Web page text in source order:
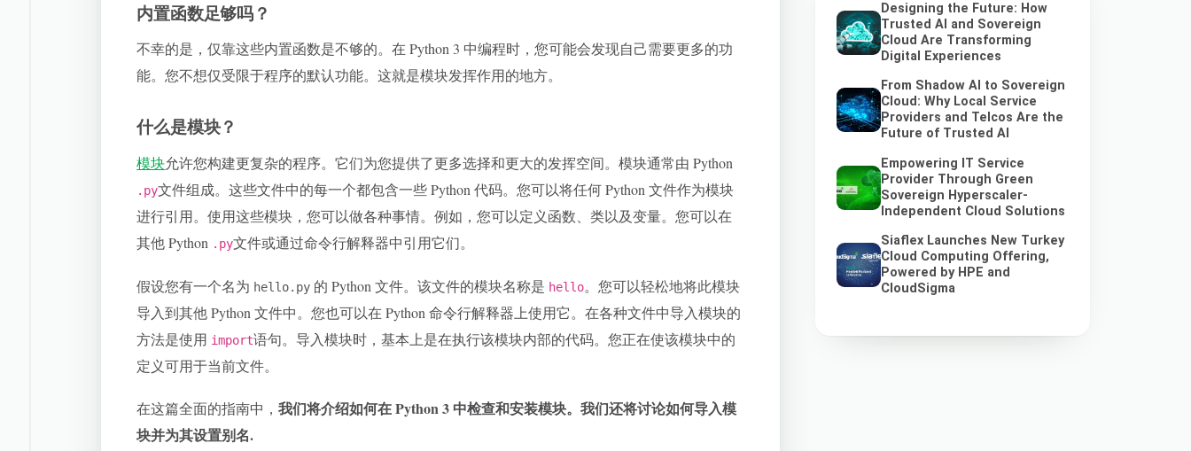
内置函数足够吗？
不幸的是，仅靠这些内置函数是不够的。在 Python 3 中编程时，您可能会发现自己需要更多的功
能。您不想仅受限于程序的默认功能。这就是模块发挥作用的地方。
什么是模块？
模块允许您构建更复杂的程序。它们为您提供了更多选择和更大的发挥空间。模块通常由 Python
.py文件组成。这些文件中的每一个都包含一些 Python 代码。您可以将任何 Python 文件作为模块
进行引用。使用这些模块，您可以做各种事情。例如，您可以定义函数、类以及变量。您可以在
其他 Python .py文件或通过命令行解释器中引用它们。
假设您有一个名为 hello.py 的 Python 文件。该文件的模块名称是 hello。您可以轻松地将此模块
导入到其他 Python 文件中。您也可以在 Python 命令行解释器上使用它。在各种文件中导入模块的
方法是使用 import语句。导入模块时，基本上是在执行该模块内部的代码。您正在使该模块中的
定义可用于当前文件。
在这篇全面的指南中，我们将介绍如何在 Python 3 中检查和安装模块。我们还将讨论如何导入模
块并为其设置别名.
Designing the Future: How
Trusted AI and Sovereign
Cloud Are Transforming
Digital Experiences
From Shadow AI to Sovereign
Cloud: Why Local Service
Providers and Telcos Are the
Future of Trusted AI
Empowering IT Service
Provider Through Green
Sovereign Hyperscaler-
Independent Cloud Solutions
Siaflex Launches New Turkey
Cloud Computing Offering,
Powered by HPE and
CloudSigma